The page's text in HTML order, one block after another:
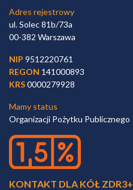
Adres rejestrowy
ul. Solec 81b/73a
00-382 Warszawa
NIP 9512220761
REGON 141000893
KRS0000279928
Mamy status
Organizacji Pożytku Publicznego
KONTAKT DLA KÓŁ ZDR3+